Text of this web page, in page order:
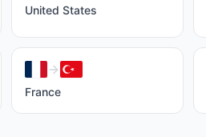
United States
France